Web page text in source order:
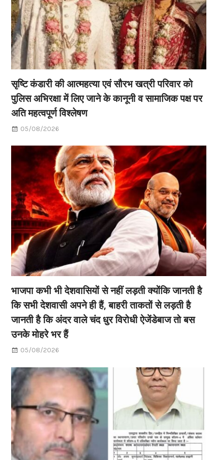
सृष्टि कंडारी की आत्महत्या एवं सौरभ खत्री परिवार को
पुलिस अभिरक्षा में लिए जाने के कानूनी व सामाजिक पक्ष पर
अति महत्वपूर्ण विश्लेषण
05/08/2026
भाजपा कभी भी देशवासियों से नहीं लड़ती क्योंकि जानती है
कि सभी देशवासी अपने ही हैं, बाहरी ताकतों से लड़ती है
जानती है कि अंदर वाले चंद धुर विरोधी ऐजेंडेबाज तो बस
उनके मोहरे भर हैं
05/08/2026